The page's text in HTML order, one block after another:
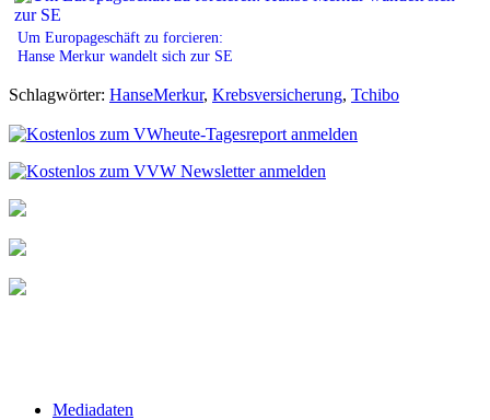
Um Europageschäft zu forcieren:
Hanse Merkur wandelt sich zur SE
Schlagwörter: HanseMerkur, Krebsversicherung, Tchibo
Mediadaten